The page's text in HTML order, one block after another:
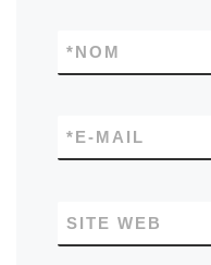
NOM
*
E-MAIL
*
SITE WEB